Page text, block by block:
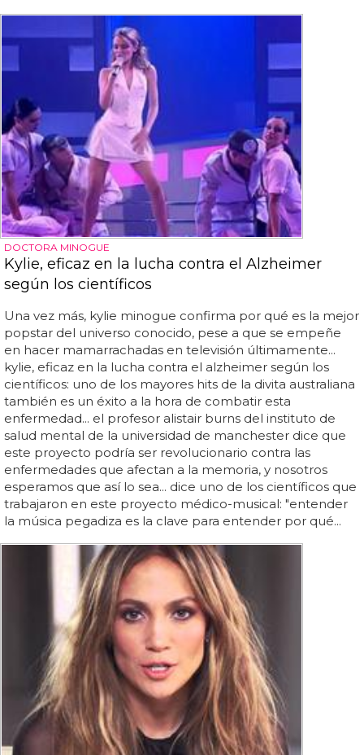
DOCTORA MINOGUE
Kylie, eficaz en la lucha contra el Alzheimer
según los científicos
Una vez más, kylie minogue confirma por qué es la mejor
popstar del universo conocido, pese a que se empeñe
en hacer mamarrachadas en televisión últimamente...
kylie, eficaz en la lucha contra el alzheimer según los
científicos: uno de los mayores hits de la divita australiana
también es un éxito a la hora de combatir esta
enfermedad... el profesor alistair burns del instituto de
salud mental de la universidad de manchester dice que
este proyecto podría ser revolucionario contra las
enfermedades que afectan a la memoria, y nosotros
esperamos que así lo sea... dice uno de los científicos que
trabajaron en este proyecto médico-musical: "entender
la música pegadiza es la clave para entender por qué...